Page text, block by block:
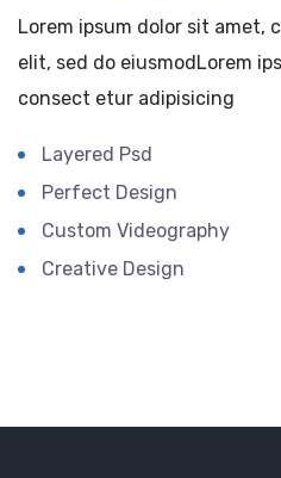
Lorem ipsum dolor sit amet,
elit, sed do eiusmodLorem
consect etur adipisicing
Layered Psd
Perfect Design
Custom Videography
Creative Design